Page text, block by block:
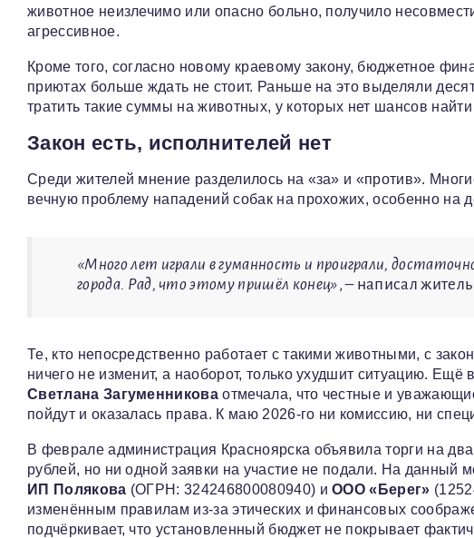
животное неизлечимо или опасно больно, получило
агрессивное.
Кроме того, согласно новому краевому закону, бюджетное
приютах больше ждать не стоит. Раньше на это выделяли
тратить такие суммы на животных, у которых нет шансов
Закон есть, исполнителей нет
Среди жителей мнение разделилось на «за» и «против».
вечную проблему нападений собак на прохожих, особенно на
«Много лет играли в гуманность и проиграли,
города. Рад, что этому пришёл конец», – написал
Те, кто непосредственно работает с такими животными, с
ничего не изменит, а наоборот, только ухудшит ситуацию.
Светлана Загуменникова отмечала, что честные и
пойдут и оказалась права. К маю 2026-го ни комиссию, ни
В феврале администрация Красноярска объявила торги на
рублей, но ни одной заявки на участие не подали. На данный
ИП Полякова (ОГРН: 324246800080940) иООО «Берег»
изменённым правилам из-за этических и финансовых
подчёркивает, что установленный бюджет не покрывает